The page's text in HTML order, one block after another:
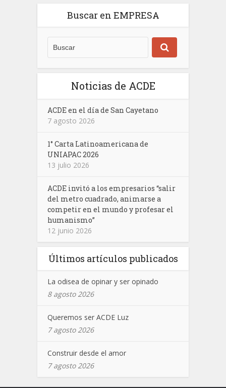
Buscar en EMPRESA
Noticias de ACDE
ACDE en el día de San Cayetano
7 agosto 2026
1° Carta Latinoamericana de
UNIAPAC 2026
13 julio 2026
ACDE invitó a los empresarios “salir
del metro cuadrado, animarse a
competir en el mundo y profesar el
humanismo”
12 junio 2026
Últimos artículos publicados
La odisea de opinar y ser opinado
8 agosto 2026
Queremos ser ACDE Luz
7 agosto 2026
Construir desde el amor
7 agosto 2026